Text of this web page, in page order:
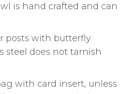
is hand crafted and can
posts with butterfly
steel does not tarnish
with card insert, unless